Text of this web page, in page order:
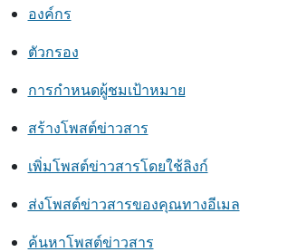
องค์กร
ตัวกรอง
การกําหนดผู้ชมเป้าหมาย
สร้างโพสต์ข่าวสาร
เพิ่มโพสต์ข่าวสารโดยใช้ลิงก์
ส่งโพสต์ข่าวสารของคุณทางอีเมล
ค้นหาโพสต์ข่าวสาร